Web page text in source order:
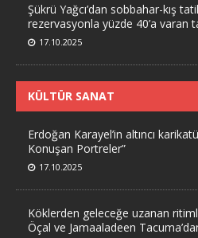
Şükrü Yağcı’dan sobbahar-kış
rezervasyonla yüzde 40’a varan
17.10.2025
KÜLTÜR SANAT
Erdoğan Karayel’in altıncı
Konuşan Portreler”
17.10.2025
Köklerden geleceğe uzanan
Öçal ve Jamaaladeen